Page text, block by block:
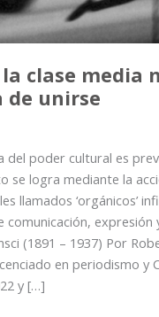
clase media
de unirse
del poder cultural es
se logra mediante la
llamados ‘orgánicos’
comunicación, expresión
(1891 – 1937) Por
en periodismo y
y […]